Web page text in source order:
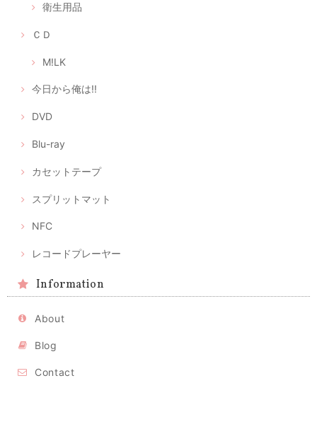
衛生用品
ＣＤ
M!LK
今日から俺は!!
DVD
Blu-ray
カセットテープ
スプリットマット
NFC
レコードプレーヤー
Information
About
Blog
Contact